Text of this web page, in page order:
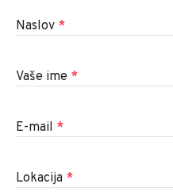
Naslov *
Vaše ime *
E-mail *
Lokacija *